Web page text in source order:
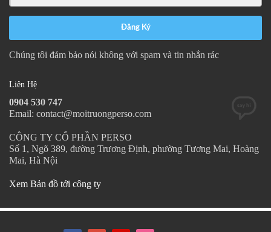
Chúng tôi đảm bảo nói không với spam và tin nhắn rác
Liên Hệ
0904 530 747
Email: contact@moitruongperso.com
CÔNG TY CỔ PHẦN PERSO
Số 1, Ngõ 389, đường Trương Định, phường Tương Mai, Hoàng
Mai, Hà Nội
Xem Bản đồ tới công ty